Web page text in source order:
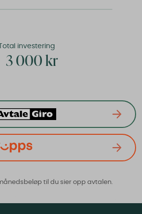
Total investering
3 000 kr
til du sier opp avtalen.